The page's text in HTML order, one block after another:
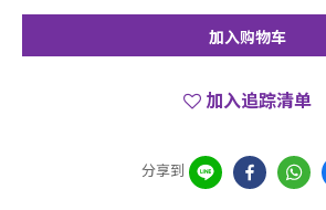
加入购物车
加入追踪清单
分享到